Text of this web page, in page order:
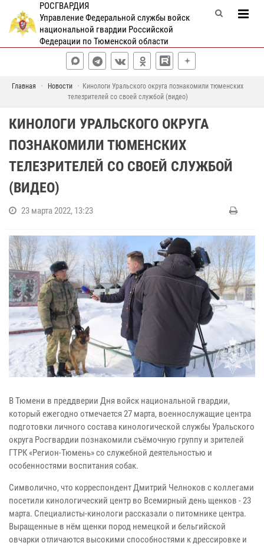
РОСГВАРДИЯ
Управление Федеральной службы войск
национальной гвардии Российской
Федерации по Тюменской области
Главная Новости
Кинологи Уральского округа познакомили тюменских
телезрителей со своей службой (видео)
КИНОЛОГИ УРАЛЬСКОГО ОКРУГА
ПОЗНАКОМИЛИ ТЮМЕНСКИХ
ТЕЛЕЗРИТЕЛЕЙ СО СВОЕЙ СЛУЖБОЙ
(ВИДЕО)
23 марта 2022, 13:23
В Тюмени в преддверии Дня войск национальной гвардии,
который ежегодно отмечается 27 марта, военнослужащие центра
подготовки личного состава кинологической службы Уральского
округа Росгвардии познакомили съёмочную группу и зрителей
ГТРК «Регион-Тюмень» со служебной деятельностью и
особенностями воспитания собак.
Символично, что корреспондент Дмитрий Челноков с коллегами
посетили кинологический центр во Всемирный день щенков - 23
марта. Специалисты-кинологи рассказали о питомнике центра.
Выращенные в нём щенки пород немецкой и бельгийской
овчарки отличаются высокими способностями к дрессировке и